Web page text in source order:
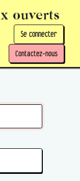
ouverts
Se connecter
Contactez-nous